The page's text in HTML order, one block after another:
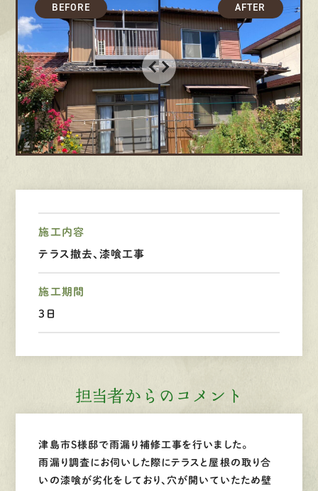
募集要項
先輩インタビュー
エントリー
有資格者が、無料建物診断いたします!!
0120-44-2605
営業時間 8:00−18:00 ｜
LINEでお手軽相談
施工内容
テラス撤去、漆喰工事
施工期間
3日
担当者からのコメント
津島市S様邸で雨漏り補修工事を行いました。
雨漏り調査にお伺いした際にテラスと屋根の取り合
いの漆喰が劣化をしており、穴が開いていたため壁